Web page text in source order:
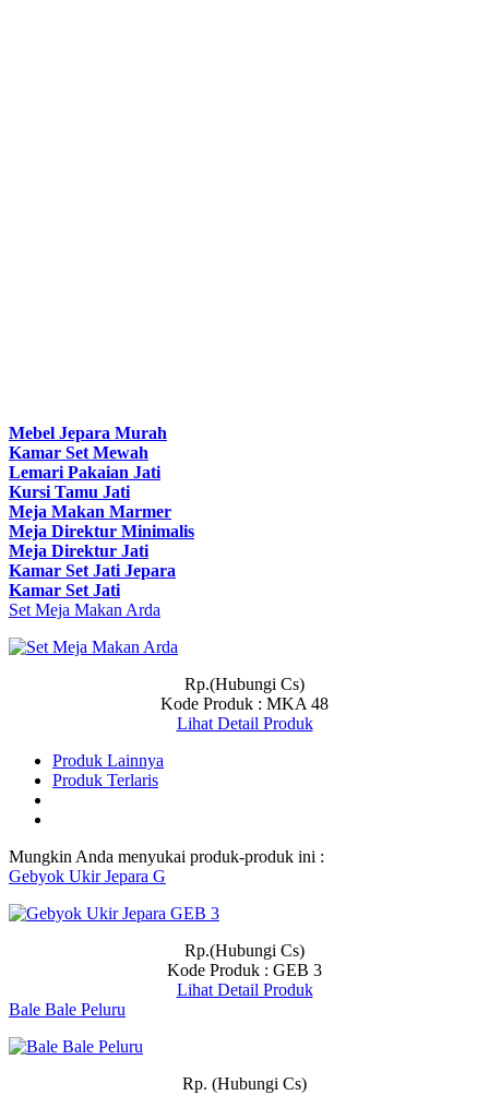
Mebel Jepara Murah
Kamar Set Mewah
Lemari Pakaian Jati
Kursi Tamu Jati
Meja Makan Marmer
Meja Direktur Minimalis
Meja Direktur Jati
Kamar Set Jati Jepara
Kamar Set Jati
Set Meja Makan Arda
Rp.(Hubungi Cs)
Kode Produk : MKA 48
Lihat Detail Produk
Produk Lainnya
Produk Terlaris
Mungkin Anda menyukai produk-produk ini :
Gebyok Ukir Jepara G
Rp.(Hubungi Cs)
Kode Produk : GEB 3
Lihat Detail Produk
Bale Bale Peluru
Rp. (Hubungi Cs)